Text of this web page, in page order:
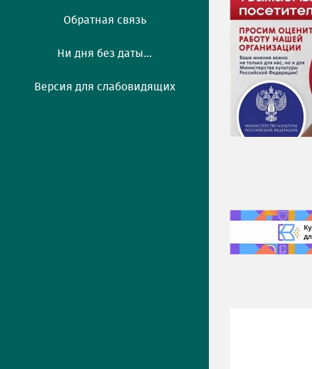
Обратная связь
Ни дня без даты...
Версия для слабовидящих